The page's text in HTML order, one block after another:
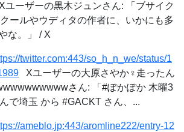
ユーザーの黒木ジュンさん: 「ブサイク
ールやウディタの作者に、いかにも多
な。」 / X
twitter.com:443/so_h_n_we/status/1
Xユーザーの大原さやか‍♀️走ったん
さん: 「#ぽかぽか 木曜3
で埼玉 から #GACKT さん、...
ameblo.jp:443/aromline222/entry-12